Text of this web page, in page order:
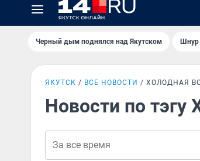
Черный дым поднялся над Якутском Шнур
ЯКУТСК ВСЕ НОВОСТИ ХОЛОДНАЯ
Новости по тэгу